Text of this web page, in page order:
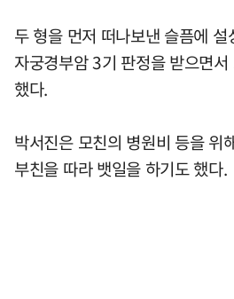
두 형을 먼저 떠나보낸 슬픔에
자궁경부암 3기 판정을 받으면
했다.
박서진은 모친의 병원비 등을 위
부친을 따라 뱃일을 하기도 했다.